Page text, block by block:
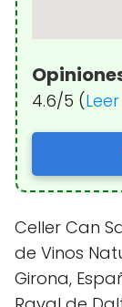
4.6/5 (
Celler Can
de Vinos
Girona,